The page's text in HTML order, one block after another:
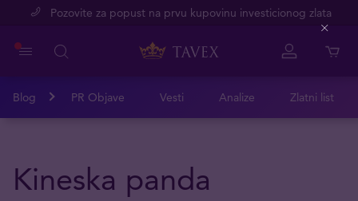
Pozovite za popust na prvu kupovinu investicionog zlata
Blog PR Objave Vesti Analize Zlatni list
Kineska panda
Close